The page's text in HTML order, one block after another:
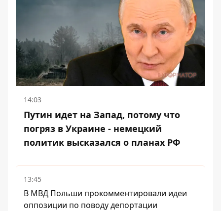
14:03
Путин идет на Запад, потому что
погряз в Украине - немецкий
политик высказался о планах РФ
13:45
В МВД Польши прокомментировали идеи
оппозиции по поводу депортации